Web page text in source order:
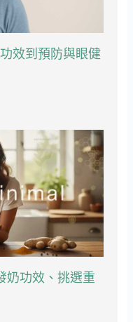
效到預防與眼健
奶功效、挑選重